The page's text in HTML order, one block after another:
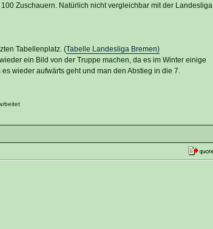
Zuschauern. Natürlich nicht vergleichbar mit der Landesliga
Tabellenplatz. (Tabelle Landesliga Bremen)
ein Bild von der Truppe machen, da es im Winter einige
wieder aufwärts geht und man den Abstieg in die 7.